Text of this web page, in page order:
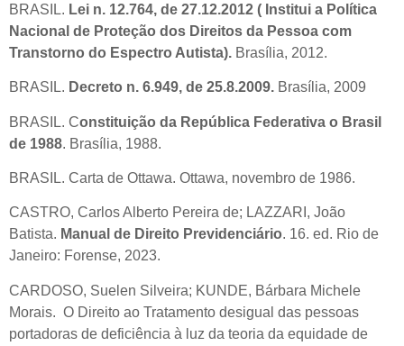
BRASIL. Lei n. 12.764, de 27.12.2012 ( Institui a Política
Nacional de Proteção dos Direitos da Pessoa com
Transtorno do Espectro Autista). Brasília, 2012.
BRASIL. Decreto n. 6.949, de 25.8.2009. Brasília, 2009
BRASIL. Constituição da República Federativa o Brasil
de 1988. Brasília, 1988.
BRASIL. Carta de Ottawa. Ottawa, novembro de 1986.
CASTRO, Carlos Alberto Pereira de; LAZZARI, João
Batista. Manual de Direito Previdenciário. 16. ed. Rio de
Janeiro: Forense, 2023.
CARDOSO, Suelen Silveira; KUNDE, Bárbara Michele
Morais. O Direito ao Tratamento desigual das pessoas
portadoras de deficiência à luz da teoria da equidade de